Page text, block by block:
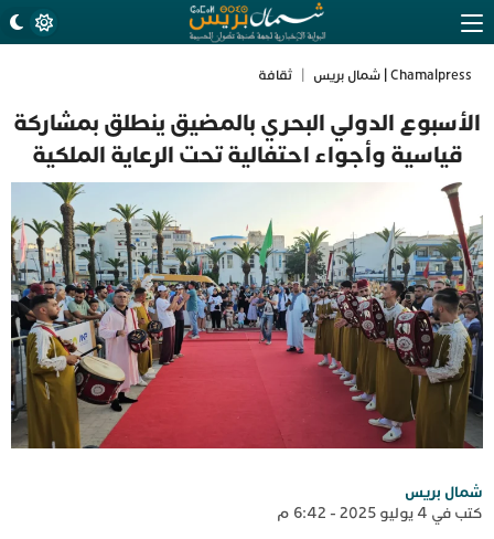
Chamalpress | شمال بريس ثقافة
الأسبوع الدولي البحري بالمضيق ينطلق بمشاركة
قياسية وأجواء احتفالية تحت الرعاية الملكية
شمال بريس
كتب في 4 يوليو 2025 - 6:42 م